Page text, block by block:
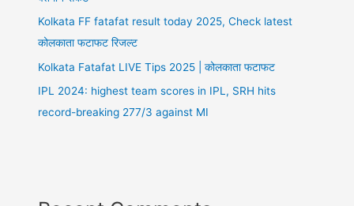
Kolkata FF fatafat result today 2025, Check latest
कोलकाता फटाफट रिजल्ट
Kolkata Fatafat LIVE Tips 2025 | कोलकाता फटाफट
IPL 2024: highest team scores in IPL, SRH hits
record-breaking 277/3 against MI